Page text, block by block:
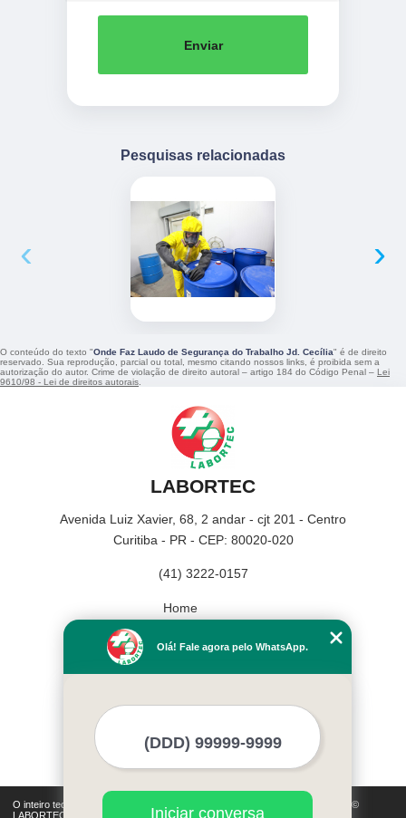
Enviar
Pesquisas relacionadas
‹ ›
O conteúdo do texto "Onde Faz Laudo de Segurança do Trabalho Jd. Cecília" é de direito
reservado. Sua reprodução, parcial ou total, mesmo citando nossos links, é proibida sem a
autorização do autor. Crime de violação de direito autoral – artigo 184 do Código Penal – Lei
9610/98 - Lei de direitos autorais
LABORTEC
Avenida Luiz Xavier, 68, 2 andar - cjt 201 - Centro
Curitiba - PR - CEP: 80020-020
(41) 3222-0157
Home
Missão
Serviços
Mais Serviços
O inteiro teor deste site está sujeito à proteção de direitos autorais. Copyright©
LABORTEC (Lei 9610 de 19/02/1998)
Olá! Fale agora pelo WhatsApp.
Iniciar conversa